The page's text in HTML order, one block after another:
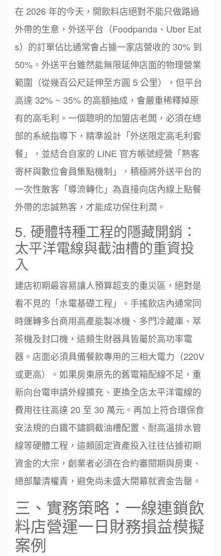
在 2026 年的今天，開飲料店絕對不能只做路過
外帶的生意，外送平台（Foodpanda、Uber Eat
s）的訂單佔比通常會占據一家店營收的 30% 到
50%。外送平台雖然能無限延伸店面的物理營業
範圍（從幾百公尺延伸至方圓 5 公里），但平台
高達 32% ~ 35% 的高額抽成，會嚴重稀釋掉原
有的高毛利。一個聰明的加盟店老闆，必須在總
部的系統指導下，精準設計「外送限定高毛利套
餐」，並結合自家的 LINE 官方帳號經營「熟客
寄杯與數位會員集點機制」，積極將外送平台的
一次性散客「導流轉化」為直接向店內線上點餐
外帶的忠誠熟客，才能成功保住利潤。
5. 硬體特種工程的隱藏開銷：
太平洋電線與截油槽的重資投
入
建店初期最容易讓人預算超支的重災區，絕對是
看不見的「水電基礎工程」。手搖飲店內通常同
時運轉多台商用高產能製冰機、多門冷藏庫、萃
茶機及封口機，這類生財器具皆屬於高功率電
器。店面必須具備餐飲專用的三相大電力（220V
或更高）。如果房東原先的舊電箱配線不足，重
新向台電申請外線擴充、更換全店太平洋電線的
費用往往高達 20 至 30 萬元。再加上符合環保食
安法規的白鐵不鏽鋼截油槽配置、耐高溫排水管
線等硬體工程，這類固定資產投入往往佔據初期
資金的大宗，創業者必須在合約審閱期與房東、
總部釐清權責，避免尚未盛大開幕就資金告罄。
三、實務策略：一線連鎖飲
料店營運一日財務損益模擬
案例